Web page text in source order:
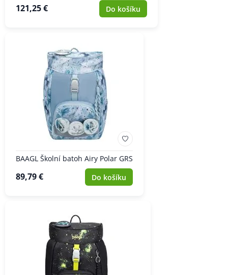
121,25 € Do košíku
BAAGL Školní batoh Airy Polar GRS
89,79 € Do košíku